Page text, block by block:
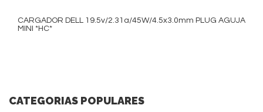
CARGADOR DELL 19.5v/2.31a/45W/4.5x3.0mm PLUG AGUJA
MINI *HC*
CATEGORIAS POPULARES